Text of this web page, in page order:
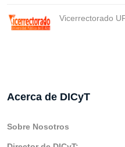
Vicerrectorado
Acerca de DICyT
Sobre Nosotros